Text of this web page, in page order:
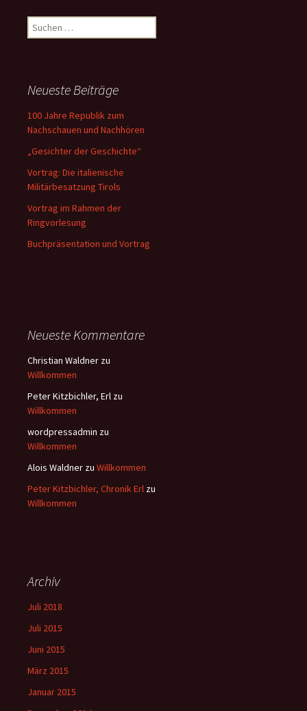
Suchen
nach:
Neueste Beiträge
100 Jahre Republik zum
Nachschauen und Nachhören
„Gesichter der Geschichte“
Vortrag: Die italienische
Militärbesatzung Tirols
Vortrag im Rahmen der
Ringvorlesung
Buchpräsentation und Vortrag
Neueste Kommentare
Christian Waldner zu
Willkommen
Peter Kitzbichler, Erl zu
Willkommen
wordpressadmin zu
Willkommen
Alois Waldner zu Willkommen
Peter Kitzbichler, Chronik Erl zu
Willkommen
Archiv
Juli 2018
Juli 2015
Juni 2015
März 2015
Januar 2015